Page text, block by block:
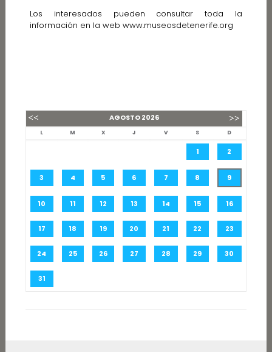
Los interesados pueden consultar toda la
información en la web www.museosdetenerife.org
AGOSTO2026
L M X J V S D
1 2
3 4 5 6 7 8 9
10 11 12 13 14 15 16
17 18 19 20 21 22 23
24 25 26 27 28 29 30
31